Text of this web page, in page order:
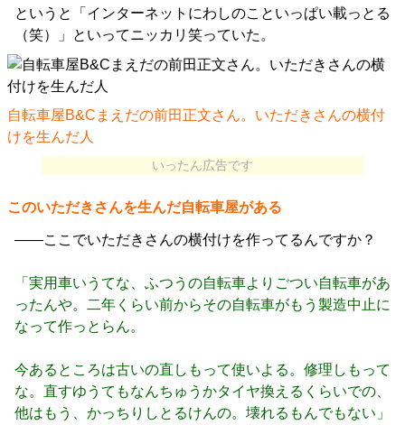
というと「インターネットにわしのこといっぱい載っとる
（笑）」といってニッカリ笑っていた。
自転車屋B&Cまえだの前田正文さん。いただきさんの横付
けを生んだ人
いったん広告です
このいただきさんを生んだ自転車屋がある
――ここでいただきさんの横付けを作ってるんですか？
「実用車いうてな、ふつうの自転車よりごつい自転車があ
ったんや。二年くらい前からその自転車がもう製造中止に
なって作っとらん。
今あるところは古いの直しもって使いよる。修理しもって
な。直すゆうてもなんちゅうかタイヤ換えるくらいでの、
他はもう、かっちりしとるけんの。壊れるもんでもない」